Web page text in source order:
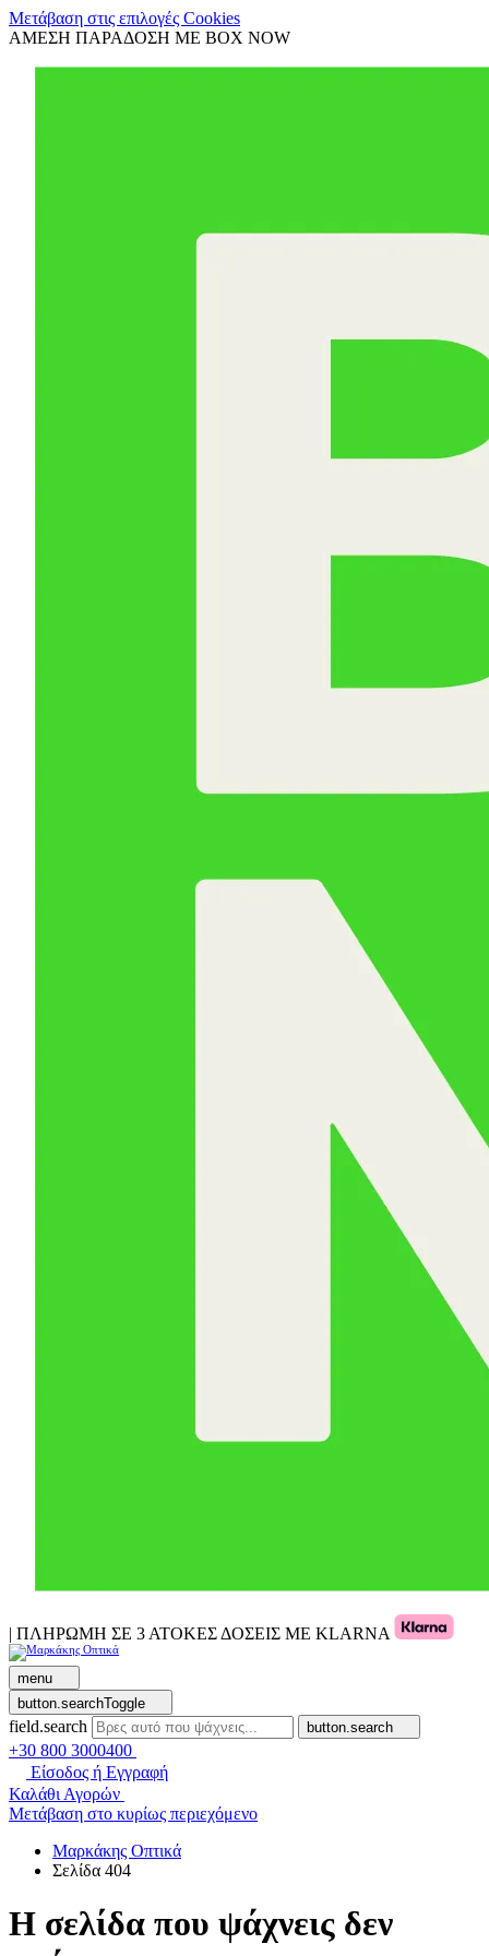
Μετάβαση στις επιλογές Cookies
ΑΜΕΣΗ ΠΑΡΑΔΟΣΗ ΜΕ BOX NOW
| ΠΛΗΡΩΜΗ ΣΕ 3 ΑΤΟΚΕΣ ΔΟΣΕΙΣ ΜΕ KLARNA
menu
button.searchToggle
field.search button.search
+30 800 3000400
Είσοδος ή Εγγραφή
Καλάθι Αγορών
Μετάβαση στο κυρίως περιεχόμενο
Μαρκάκης Οπτικά
Σελίδα 404
Η σελίδα που ψάχνεις δεν